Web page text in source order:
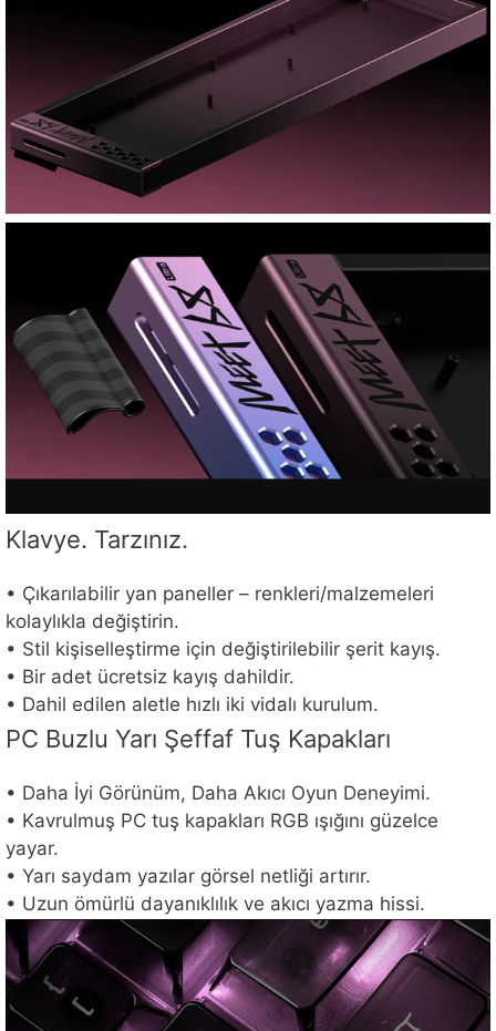
Klavye. Tarzınız.
• Çıkarılabilir yan paneller – renkleri/malzemeleri
kolaylıkla değiştirin.
• Stil kişiselleştirme için değiştirilebilir şerit kayış.
• Bir adet ücretsiz kayış dahildir.
• Dahil edilen aletle hızlı iki vidalı kurulum.
PC Buzlu Yarı Şeffaf Tuş Kapakları
• Daha İyi Görünüm, Daha Akıcı Oyun Deneyimi.
• Kavrulmuş PC tuş kapakları RGB ışığını güzelce
yayar.
• Yarı saydam yazılar görsel netliği artırır.
• Uzun ömürlü dayanıklılık ve akıcı yazma hissi.